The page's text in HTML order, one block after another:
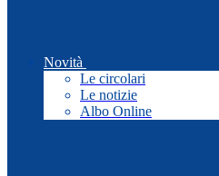
Novità
Le circolari
Le notizie
Albo Online